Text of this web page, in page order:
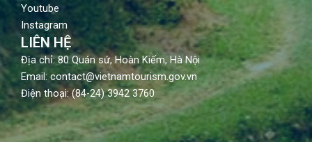
Youtube
Instagram
LIÊN HỆ
Địa chỉ: 80 Quán sứ, Hoàn Kiếm, Hà Nội
Email: contact@vietnamtourism.gov.vn
Điện thoại: (84-24) 3942 3760